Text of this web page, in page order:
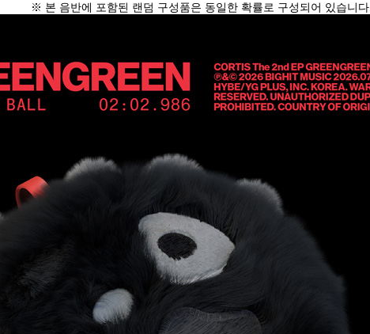
※ 본 음반에 포함된 랜덤 구성품은 동일한 확률로 구성되어 있습니다